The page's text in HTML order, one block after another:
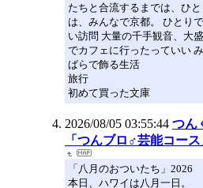
たちと合流するまでは、ひ
は、みんなで京都。 ひとり
い訪問 大量の千手観音、大
でカフェに行ったっていい
ばらで飾る生活
旅行
初めて買った文庫
2026/08/05 03:55:44 つん
「つんブロ♂芸能コー
「八月のおついたち」2026
本日、ハワイは八月一日。